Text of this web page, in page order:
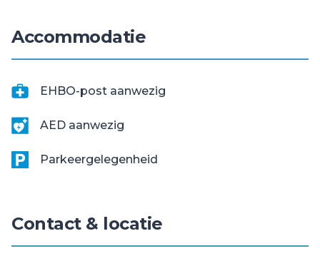
Accommodatie
EHBO-post aanwezig
AED aanwezig
Parkeergelegenheid
Contact & locatie